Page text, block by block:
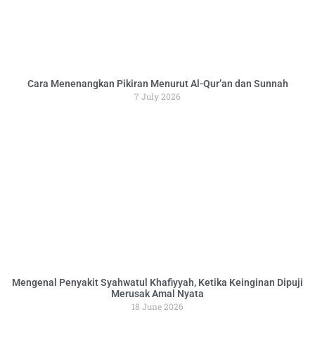
Cara Menenangkan Pikiran Menurut Al-Qur’an dan Sunnah
7 July 2026
Mengenal Penyakit Syahwatul Khafiyyah, Ketika Keinginan Dipuji
Merusak Amal Nyata
18 June 2026